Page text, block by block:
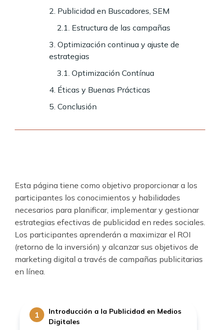
2. Publicidad en Buscadores, SEM
2.1. Estructura de las campañas
3. Optimización continua y ajuste de
estrategias
3.1. Optimización Contínua
4. Éticas y Buenas Prácticas
5. Conclusión
Esta página tiene como objetivo proporcionar a los
participantes los conocimientos y habilidades
necesarios para planificar, implementar y gestionar
estrategias efectivas de publicidad en redes sociales.
Los participantes aprenderán a maximizar el ROI
(retorno de la inversión) y alcanzar sus objetivos de
marketing digital a través de campañas publicitarias
en línea.
1
Introducción a la Publicidad en Medios
Digitales